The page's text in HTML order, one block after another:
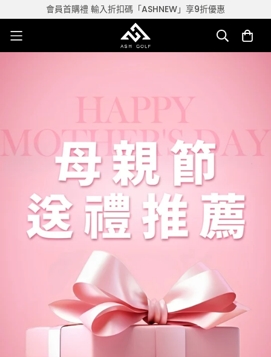
會員首購禮 輸入折扣碼「ASHNEW」享9折優惠